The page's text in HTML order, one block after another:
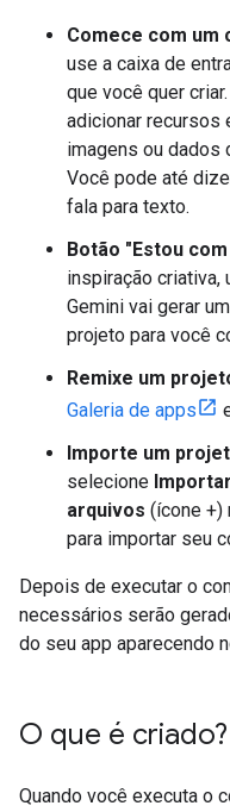
Comece com um
use a caixa de
que você quer
adicionar recursos
imagens ou dados
Você pode até
fala para texto.
Botão "Estou
inspiração criativa,
Gemini vai gerar
projeto para você
Remixe um
Galeria de apps
Importe um
selecione
arquivos (ícone +)
para importar seu
Depois de executar o
necessários serão
do seu app aparecendo
O que é criado?
Quando você executa o